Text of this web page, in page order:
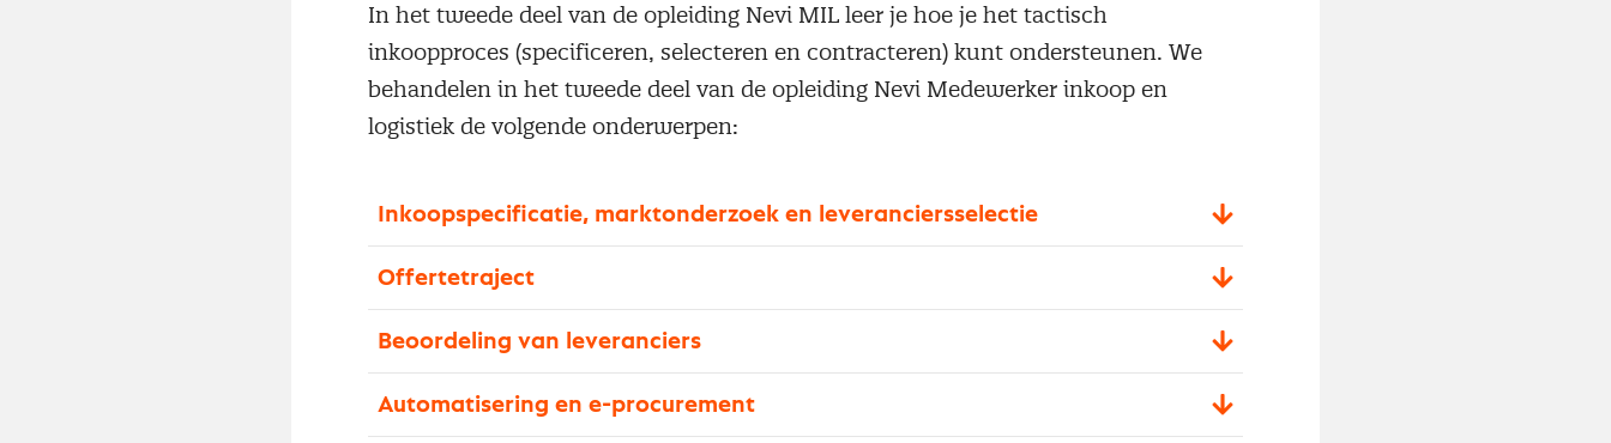
In het tweede deel van de opleiding Nevi MIL leer je hoe je het tactisch
inkoopproces (specificeren, selecteren en contracteren) kunt ondersteunen. We
behandelen in het tweede deel van de opleiding Nevi Medewerker inkoop en
logistiek de volgende onderwerpen:
Inkoopspecificatie, marktonderzoek en leveranciersselectie
Offertetraject
Beoordeling van leveranciers
Automatisering en e-procurement